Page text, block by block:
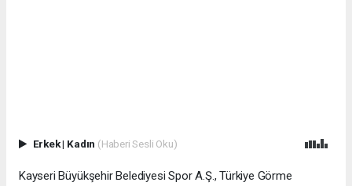
Erkek| Kadın (Haberi Sesli Oku)
Kayseri Büyükşehir Belediyesi Spor A.Ş., Türkiye Görme